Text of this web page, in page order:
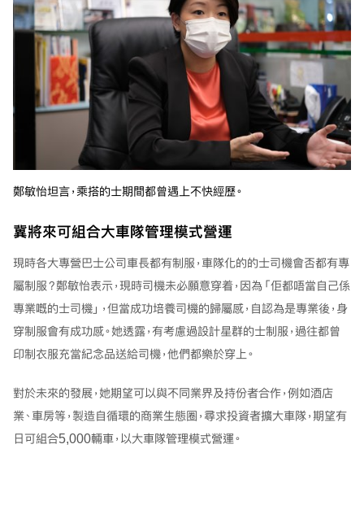
鄭敏怡坦言，乘搭的士期間都曾遇上不快經歷。
冀將來可組合大車隊管理模式營運
現時各大專營巴士公司車長都有制服，車隊化的的士司機會否都有專
屬制服？鄭敏怡表示，現時司機未必願意穿着，因為「佢都唔當自己係
專業嘅的士司機」，但當成功培養司機的歸屬感，自認為是專業後，身
穿制服會有成功感。她透露，有考慮過設計星群的士制服，過往都曾
印制衣服充當紀念品送給司機，他們都樂於穿上。
對於未來的發展，她期望可以與不同業界及持份者合作，例如酒店
業、車房等，製造自循環的商業生態圈，尋求投資者擴大車隊，期望有
日可組合5,000輛車，以大車隊管理模式營運。